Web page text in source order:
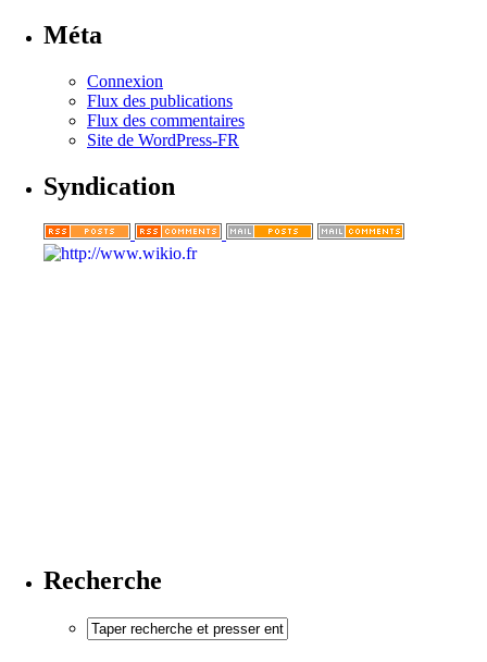
Méta
Connexion
Flux des publications
Flux des commentaires
Site de WordPress-FR
Syndication
Recherche